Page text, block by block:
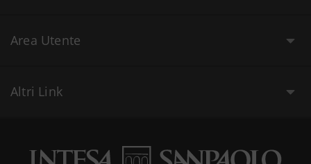
Area Utente
Altri Link